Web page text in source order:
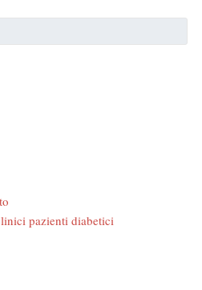
pazienti diabetici